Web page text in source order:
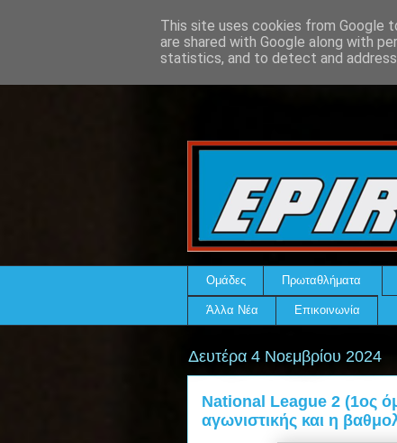
Ομάδες Πρωταθλήματα
Άλλα Νέα Επικοινωνία
Δευτέρα 4 Νοεμβρίου 2024
National League 2 (1ος
αγωνιστικής και η
This site uses cookies from Google
are shared with Google along with
statistics, and to detect and address